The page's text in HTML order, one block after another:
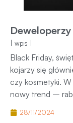
| wpis |
Black Friday,
kojarzy się
czy kosmetyki.
nowy trend –
28/11/2024